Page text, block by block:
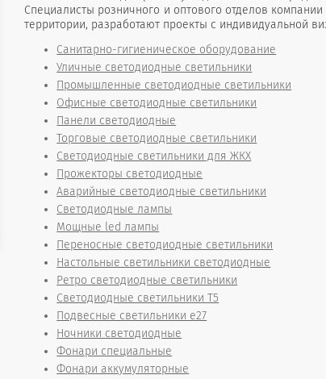
Специалисты розничного и оптового отделов
территории, разработают проекты с индивидуальной
Санитарно-гигиеническое оборудование
Уличные светодиодные светильники
Промышленные светодиодные светильники
Офисные светодиодные светильники
Панели светодиодные
Торговые светодиодные светильники
Светодиодные светильники для ЖКХ
Прожекторы светодиодные
Аварийные светодиодные светильники
Светодиодные лампы
Мощные led лампы
Переносные светодиодные светильники
Настольные светильники светодиодные
Ретро светодиодные светильники
Светодиодные светильники T5
Подвесные светильники е27
Ночники светодиодные
Фонари специальные
Фонари аккумуляторные